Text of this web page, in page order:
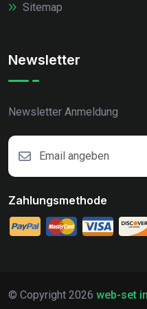
Sitemap
Newsletter
Newsletter Anmeldung
Zahlungsmethode
© Copyright 2026 web-set